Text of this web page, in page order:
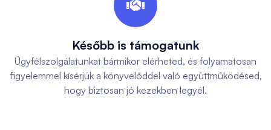

Később is támogatunk
Ügyfélszolgálatunkat bármikor elérheted, és folyamatosan
figyelemmel kísérjük a könyvelőddel való együttműködésed,
hogy biztosan jó kezekben legyél.